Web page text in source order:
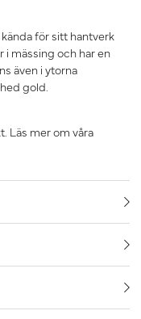
för sitt hantverk
i mässing och har en
även i ytorna
gold.
Läs mer om våra